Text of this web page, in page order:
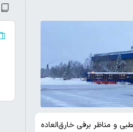
و مناظر برفی خارق‌العاده